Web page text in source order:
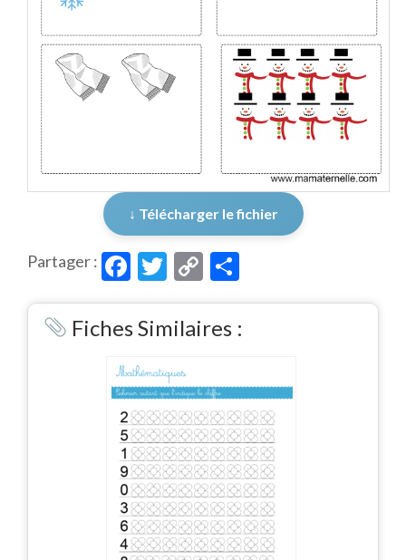
↓ Télécharger le fichier
Partager : Facebook
Twitter
Copy
Link
Fiches Similaires :